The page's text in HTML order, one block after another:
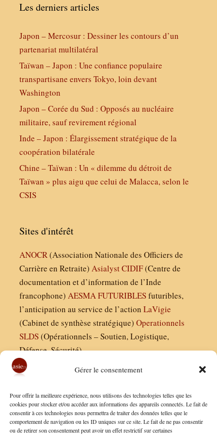
Gérer le consentement
Pour offrir la meilleure expérience, nous utilisons des technologies telles que les
cookies pour stocker et/ou accéder aux informations des appareils connectés. Le fait de
consentir à ces technologies nous permettra de traiter des données telles que le
comportement de navigation ou les ID uniques sur ce site. Le fait de ne pas consentir
ou de retirer son consentement peut avoir un effet restrictif sur certaines
Les derniers articles
Japon – Mercosur : Dessiner les contours d’un
partenariat multilatéral
Taïwan – Japon : Une confiance populaire
transpartisane envers Tokyo, loin devant
Washington
Japon – Corée du Sud : Opposés au nucléaire
militaire, sauf revirement régional
Inde – Japon : Élargissement stratégique de la
coopération bilatérale
Chine – Taïwan : Un « dilemme du détroit de
Taïwan » plus aigu que celui de Malacca, selon le
CSIS
Sites d'intérêt
ANOCR(Association Nationale des Officiers de
Carrière en Retraite) AsialystCIDIF(Centre de
documentation et d’information de l’Inde
francophone) AESMAFUTURIBLESfuturibles,
l’anticipation au service de l’action LaVigie
(Cabinet de synthèse stratégique) Operationnels
SLDS(Opérationnels – Soutien, Logistique,
Défense, Sécurité)
Finaldées EURL
Siège social : 13 avenue Boudon, 75016, Paris
Nous contacter